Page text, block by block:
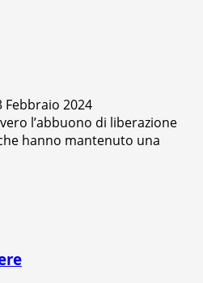
Febbraio 2024
l’abbuono di liberazione
hanno mantenuto una